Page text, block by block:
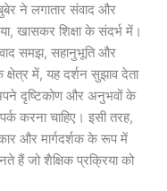
ने लगातार संवाद और
खासकर शिक्षा के संदर्भ में।
समझ, सहानुभूति और
क्षेत्र में, यह दर्शन सुझाव देता
दृष्टिकोण और अनुभवों के
करना चाहिए। इसी तरह,
और मार्गदर्शक के रूप में
हैं जो शैक्षिक प्रक्रिया को